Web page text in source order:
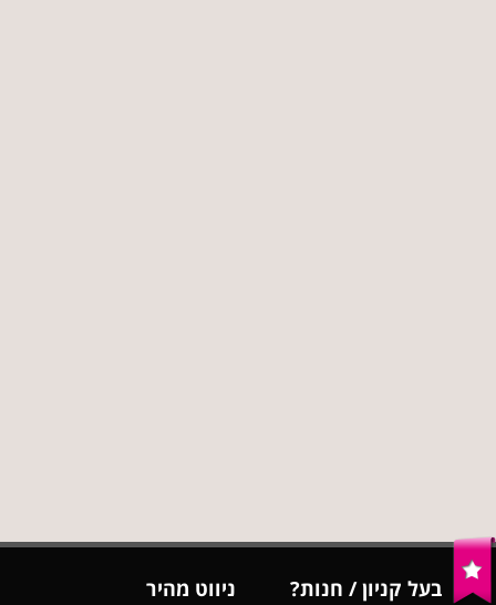
בעל קניון / חנות?
ניווט מהיר